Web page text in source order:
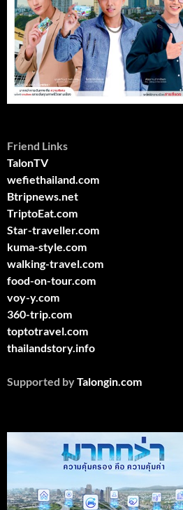
Friend Links
TalonTV
wefiethailand.com
Btripnews.net
TriptoEat.com
Star-traveller.com
kuma-style.com
walking-travel.com
food-on-tour.com
voy-y.com
360-trip.com
toptotravel.com
thailandstory.info
Supported byTalongin.com